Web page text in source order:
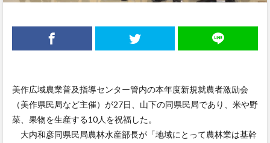
美作広域農業普及指導センター管内の本年度新規就農者激励会
（美作県民局など主催）が27日、山下の同県民局であり、米や野
菜、果物を生産する10人を祝福した。
大内和彦同県民局農林水産部長が「地域にとって農林業は基幹